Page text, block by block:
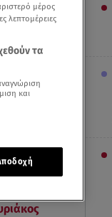
μέρος
λεπτομέρειες
τα
και